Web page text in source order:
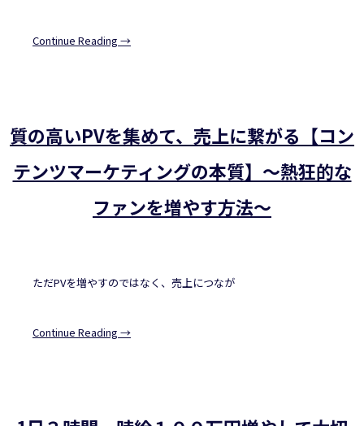
Continue Reading →
質の高いPVを集めて、売上に繋がる【コン
テンツマーケティングの本質】～熱狂的な
ファンを増やす方法～
ただPVを増やすのではなく、売上につなが
Continue Reading →